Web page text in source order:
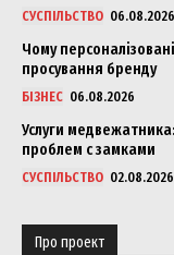
СУСПІЛЬСТВО 06.08.2026
Чому
просування бренду
БІЗНЕС 06.08.2026
Услуги
проблем с замками
СУСПІЛЬСТВО 02.08.2026
Про проект